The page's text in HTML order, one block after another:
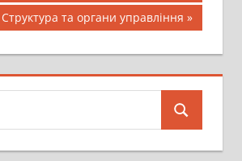
Наступний
запис:
Структура та органи управління
Пошук